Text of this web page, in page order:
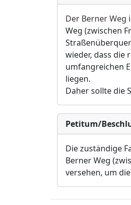
Der Berner Weg
Weg (zwischen
wieder, dass die
umfangreichen
liegen.
Daher sollte die
Petitum/
Die zuständige
Berner Weg
versehen, um